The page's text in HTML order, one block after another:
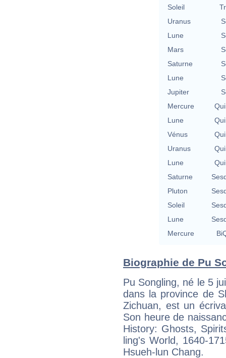
Soleil
Uranus
Lune
Mars
Saturne
Lune
Jupiter
Mercure
Lune
Vénus
Uranus
Lune
Saturne
Pluton
Soleil
Lune
Mercure
Biographie de Pu
Pu Songling, né le 5
dans la province de
Zichuan, est un
Son heure de
History: Ghosts,
ling's World, 1640-
Hsueh-lun Chang.